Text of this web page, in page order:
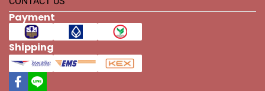
Payment
Shipping